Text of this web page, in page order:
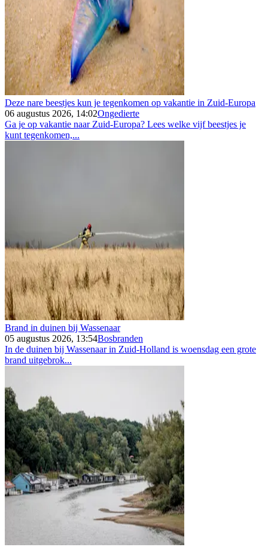
Deze nare beestjes kun je tegenkomen op vakantie in Zuid-Europa
06 augustus 2026, 14:02Ongedierte
Ga je op vakantie naar Zuid-Europa? Lees welke vijf beestjes je
kunt tegenkomen,...
Brand in duinen bij Wassenaar
05 augustus 2026, 13:54Bosbranden
In de duinen bij Wassenaar in Zuid-Holland is woensdag een grote
brand uitgebrok...